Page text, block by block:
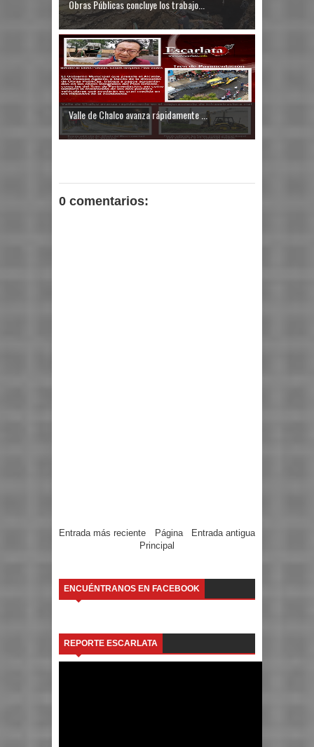
Obras Públicas concluye los trabajo...
Valle de Chalco avanza rápidamente ...
0 comentarios:
Entrada más reciente Entrada antigua
Página
Principal
ENCUÉNTRANOS EN FACEBOOK
REPORTE ESCARLATA